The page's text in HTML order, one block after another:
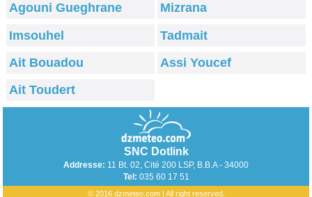
Agouni Gueghrane
Mizrana
Imsouhel
Tadmait
Ait Bouadou
Assi Youcef
Ait Toudert
SNC Dotlink
Addresse: 11 Bt. 02, Cité 200 LSP, B.B.A - 34000
Tel: 035 60 17 51
© 2016 dzmeteo.com | All right reserved.